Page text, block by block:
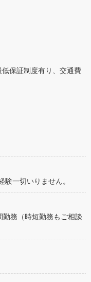
保証制度有り、交通費
一切いりません。
務（時短勤務もご相談